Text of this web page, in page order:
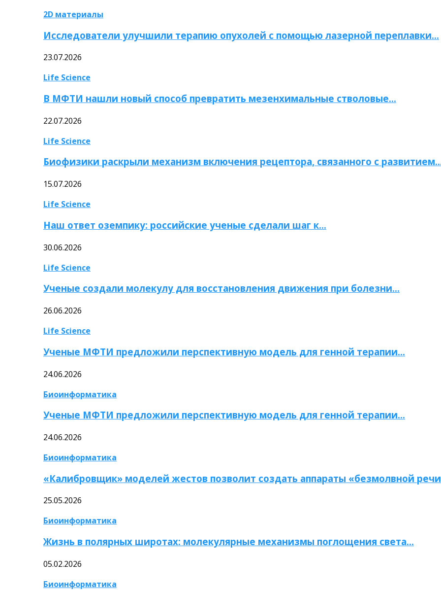
2D материалы
Исследователи улучшили терапию опухолей с помощью лазерной переплавки…
23.07.2026
Life Science
В МФТИ нашли новый способ превратить мезенхимальные стволовые…
22.07.2026
Life Science
Биофизики раскрыли механизм включения рецептора, связанного с
15.07.2026
Life Science
Наш ответ оземпику: российские ученые сделали шаг к…
30.06.2026
Life Science
Ученые создали молекулу для восстановления движения при болезни…
26.06.2026
Life Science
Ученые МФТИ предложили перспективную модель для генной терапии…
24.06.2026
Биоинформатика
Ученые МФТИ предложили перспективную модель для генной терапии…
24.06.2026
Биоинформатика
«Калибровщик» моделей жестов позволит создать аппараты «безмолвной
25.05.2026
Биоинформатика
Жизнь в полярных широтах: молекулярные механизмы поглощения света…
05.02.2026
Биоинформатика